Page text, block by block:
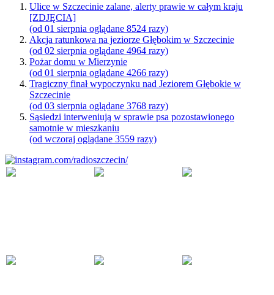
Ulice w Szczecinie zalane, alerty prawie w całym kraju
[ZDJĘCIA]
(od 01 sierpnia oglądane 8524 razy)
Akcja ratunkowa na jeziorze Głębokim w Szczecinie
(od 02 sierpnia oglądane 4964 razy)
Pożar domu w Mierzynie
(od 01 sierpnia oglądane 4266 razy)
Tragiczny finał wypoczynku nad Jeziorem Głębokie w
Szczecinie
(od 03 sierpnia oglądane 3768 razy)
Sąsiedzi interweniują w sprawie psa pozostawionego
samotnie w mieszkaniu
(od wczoraj oglądane 3559 razy)